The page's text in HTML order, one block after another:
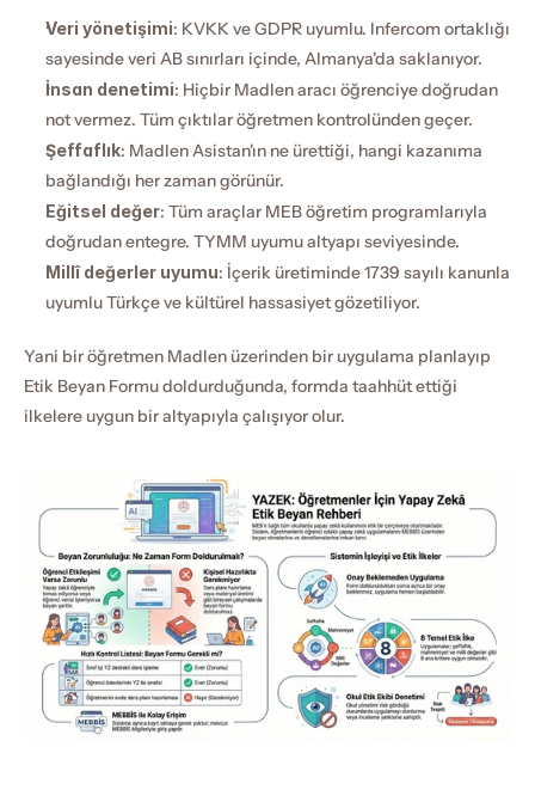
Veri yönetişimi: KVKK ve GDPR uyumlu. Infercom ortaklığı
sayesinde veri AB sınırları içinde, Almanya'da saklanıyor.
İnsan denetimi: Hiçbir Madlen aracı öğrenciye doğrudan
not vermez. Tüm çıktılar öğretmen kontrolünden geçer.
Şeffaflık: Madlen Asistan'ın ne ürettiği, hangi kazanıma
bağlandığı her zaman görünür.
Eğitsel değer: Tüm araçlar MEB öğretim programlarıyla
doğrudan entegre. TYMM uyumu altyapı seviyesinde.
Millî değerler uyumu: İçerik üretiminde 1739 sayılı kanunla
uyumlu Türkçe ve kültürel hassasiyet gözetiliyor.
Yani bir öğretmen Madlen üzerinden bir uygulama planlayıp
Etik Beyan Formu doldurduğunda, formda taahhüt ettiği
ilkelere uygun bir altyapıyla çalışıyor olur.